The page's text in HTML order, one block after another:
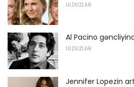
ULDUZLAR
Al Pacino
ULDUZLAR
Jennifer Lopezin